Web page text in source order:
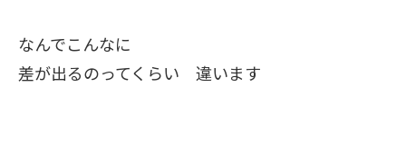
なんでこんなに
差が出るのってくらい 違います